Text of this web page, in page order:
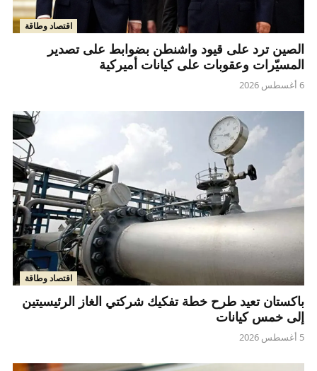
اقتصاد وطاقة
الصين ترد على قيود واشنطن بضوابط على تصدير
المسيّرات وعقوبات على كيانات أميركية
6 أغسطس 2026
اقتصاد وطاقة
باكستان تعيد طرح خطة تفكيك شركتي الغاز الرئيسيتين
إلى خمس كيانات
5 أغسطس 2026